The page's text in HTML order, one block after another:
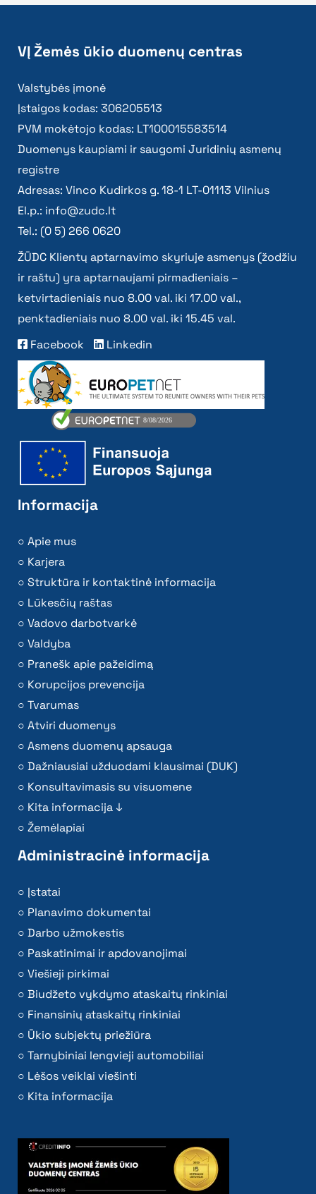
VĮ Žemės ūkio duomenų centras
Valstybės įmonė
Įstaigos kodas: 306205513
PVM mokėtojo kodas: LT100015583514
Duomenys kaupiami ir saugomi Juridinių asmenų
registre
Adresas: Vinco Kudirkos g. 18-1 LT-01113 Vilnius
El.p.: info@zudc.lt
Tel.: (0 5) 266 0620
ŽŪDC Klientų aptarnavimo skyriuje asmenys (žodžiu
ir raštu) yra aptarnaujami pirmadieniais –
ketvirtadieniais nuo 8.00 val. iki 17.00 val.,
penktadieniais nuo 8.00 val. iki 15.45 val.
Facebook
Linkedin
Informacija
Apie mus
Karjera
Struktūra ir kontaktinė informacija
Lūkesčių raštas
Vadovo darbotvarkė
Valdyba
Pranešk apie pažeidimą
Korupcijos prevencija
Tvarumas
Atviri duomenys
Asmens duomenų apsauga
Dažniausiai užduodami klausimai (DUK)
Konsultavimasis su visuomene
Kita informacija ↓
Žemėlapiai
Administracinė informacija
Įstatai
Planavimo dokumentai
Darbo užmokestis
Paskatinimai ir apdovanojimai
Viešieji pirkimai
Biudžeto vykdymo ataskaitų rinkiniai
Finansinių ataskaitų rinkiniai
Ūkio subjektų priežiūra
Tarnybiniai lengvieji automobiliai
Lėšos veiklai viešinti
Kita informacija